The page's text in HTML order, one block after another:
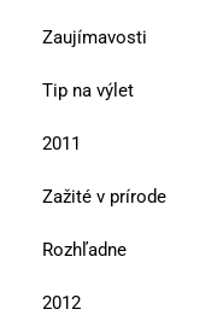
Zaujímavosti
Tip na výlet
2011
Zažité v prírode
Rozhľadne
2012